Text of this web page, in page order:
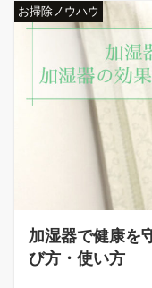
お掃除ノウハウ
加湿器で健康を
び方・使い方